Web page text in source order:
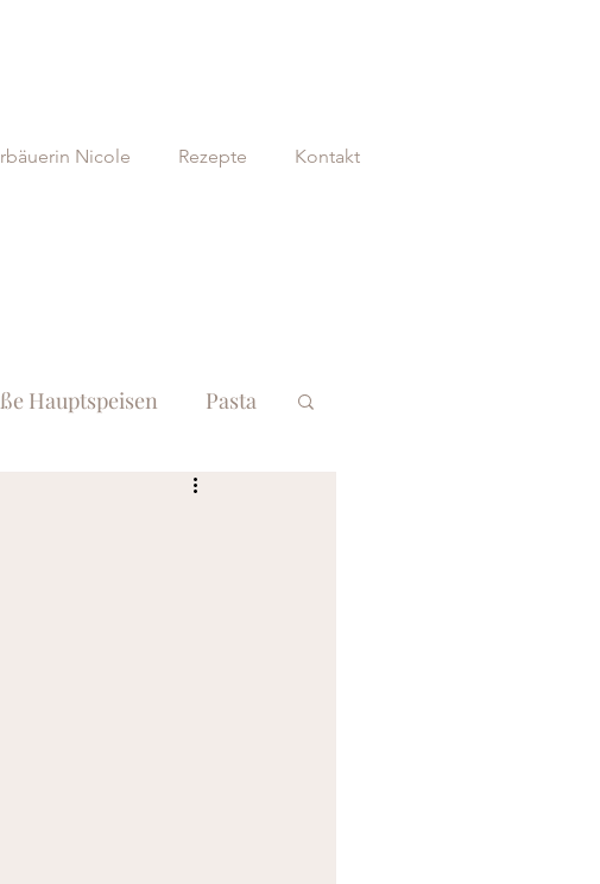
Nicole Rezepte Kontakt
Hauptspeisen Pasta